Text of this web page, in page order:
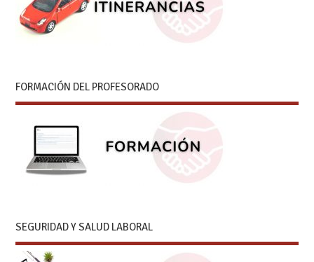
FORMACIÓN DEL PROFESORADO
SEGURIDAD Y SALUD LABORAL